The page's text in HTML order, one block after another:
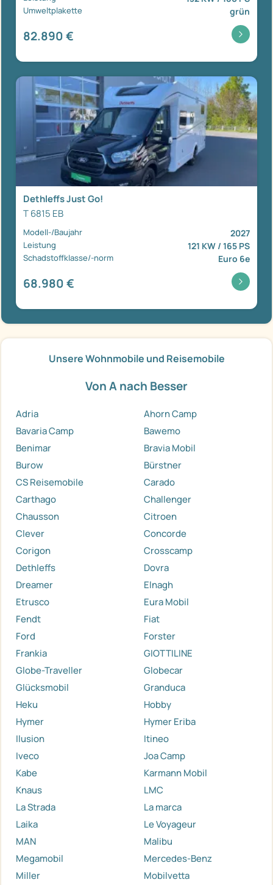
Umweltplakette grün
82.890 €
Dethleffs Just Go!
T 6815 EB
Modell-/Baujahr 2027
Leistung 121 KW / 165 PS
Schadstoffklasse/-norm Euro 6e
68.980 €
Unsere Wohnmobile und Reisemobile
Von A nach Besser
Adria
Ahorn Camp
Bavaria Camp
Bawemo
Benimar
Bravia Mobil
Burow
Bürstner
CS Reisemobile
Carado
Carthago
Challenger
Chausson
Citroen
Clever
Concorde
Corigon
Crosscamp
Dethleffs
Dovra
Dreamer
Elnagh
Etrusco
Eura Mobil
Fendt
Fiat
Ford
Forster
Frankia
GIOTTILINE
Globe-Traveller
Globecar
Glücksmobil
Granduca
Heku
Hobby
Hymer
Hymer Eriba
Ilusion
Itineo
Iveco
Joa Camp
Kabe
Karmann Mobil
Knaus
LMC
La Strada
La marca
Laika
Le Voyageur
MAN
Malibu
Megamobil
Mercedes-Benz
Miller
Mobilvetta